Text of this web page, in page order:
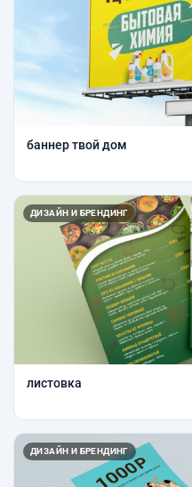
баннер твой дом
ДИЗАЙН И БРЕНДИНГ
листовка
ДИЗАЙН И БРЕНДИНГ